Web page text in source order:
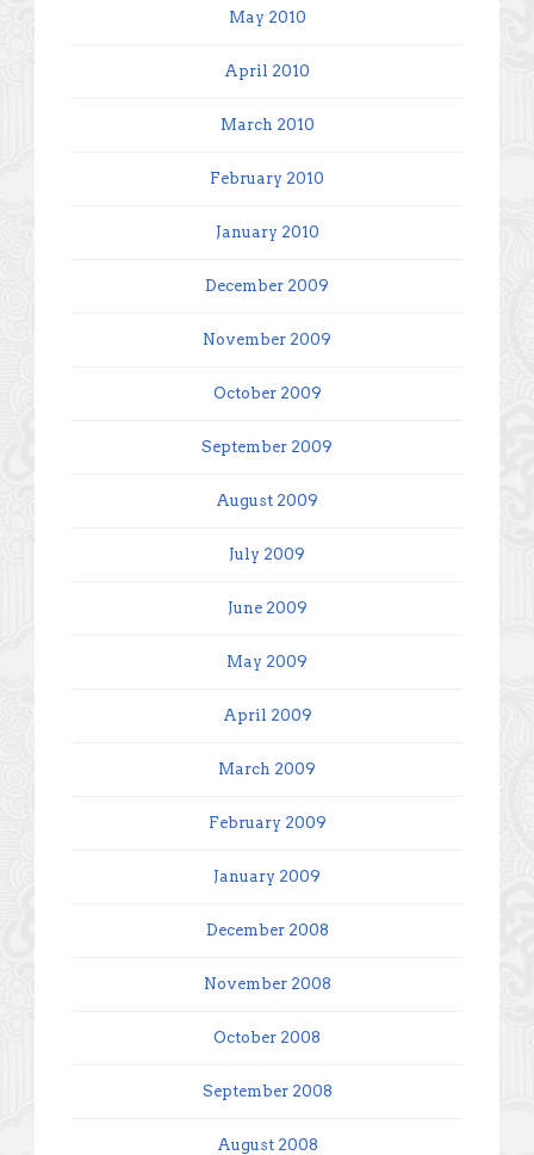
May 2010
April 2010
March 2010
February 2010
January 2010
December 2009
November 2009
October 2009
September 2009
August 2009
July 2009
June 2009
May 2009
April 2009
March 2009
February 2009
January 2009
December 2008
November 2008
October 2008
September 2008
August 2008